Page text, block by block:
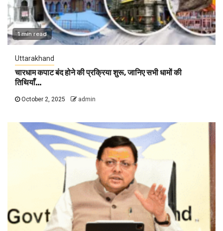
1 min read
Uttarakhand
चारधाम कपाट बंद होने की प्रक्रिया शुरू, जानिए सभी धामों की
तिथियाँ…
October 2, 2025 admin